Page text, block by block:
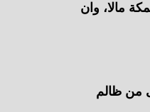
مالا، وان
من ظالم